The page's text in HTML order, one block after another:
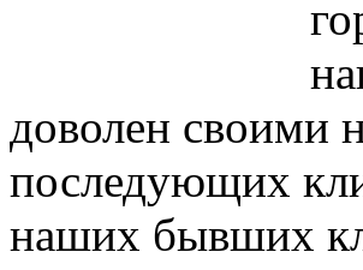
доволен своими
последующих
наших бывших